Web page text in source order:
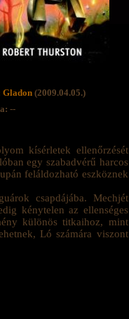
Gladon(2009.04.05.)
--
kísérletek ellenőrzését
egy szabadvérű harcos
feláldozható eszköznek
csapdájába. Mechjét
kénytelen az ellenséges
különös titkaihoz, mint
Ló számára viszont